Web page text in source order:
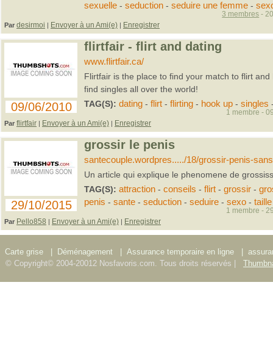
sexuelle- seduction- seduire une femme-
Par desirmoi | Envoyer à un Ami(e) | Enregistrer
3 membres -
09/06/2010
flirtfair - flirt and dating
www.flirtfair.ca/
Flirtfair is the place to find your match to flirt
find singles all over the world!
TAG(S): dating- flirt- flirting- hook up- singles
Par flirtfair | Envoyer à un Ami(e) | Enregistrer
1 membre -
29/10/2015
grossir le penis
santecouple.wordpres...../18/grossir-penis-
Un article qui explique le phenomene de
TAG(S): attraction- conseils - flirt- grossir-
penis - sante- seduction- seduire- sexo- taille
Par Pello858 | Envoyer à un Ami(e) | Enregistrer
1 membre -
Carte grise Déménagement Assurance temporaire en ligne
© Copyright© 2004-20012 Nosfavoris.com. Tous droits réservés |